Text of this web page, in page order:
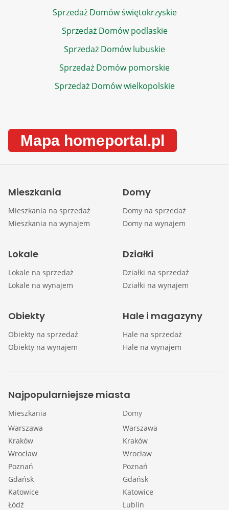
Sprzedaż Domów świętokrzyskie
Sprzedaż Domów podlaskie
Sprzedaż Domów lubuskie
Sprzedaż Domów pomorskie
Sprzedaż Domów wielkopolskie
Mapa homeportal.pl
Mieszkania
Mieszkania na sprzedaż
Mieszkania na wynajem
Domy
Domy na sprzedaż
Domy na wynajem
Lokale
Lokale na sprzedaż
Lokale na wynajem
Działki
Działki na sprzedaż
Działki na wynajem
Obiekty
Obiekty na sprzedaż
Obiekty na wynajem
Hale i magazyny
Hale na sprzedaż
Hale na wynajem
Najpopularniejsze miasta
Mieszkania
Warszawa
Kraków
Wrocław
Poznań
Gdańsk
Katowice
Łódź
Domy
Warszawa
Kraków
Wrocław
Poznań
Gdańsk
Katowice
Lublin